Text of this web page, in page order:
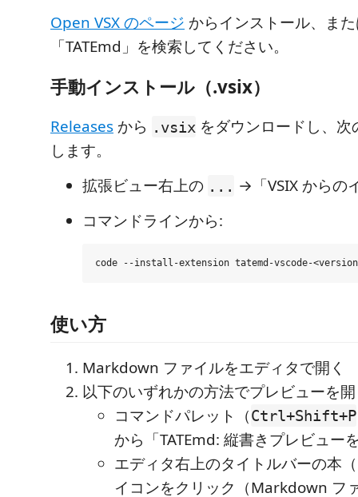
Open VSX のページ からインストール、ま
「TATEmd」を検索してください。
手動インストール（.vsix）
Releasesから .vsix をダウンロードし、
します。
拡張ビュー右上の ... →「VSIX からの
コマンドラインから:
使い方
Markdown ファイルをエディタで開く
以下のいずれかの方法でプレビューを
コマンドパレット（Ctrl+Shift+P
から「TATEmd: 縦書きプレビュー
エディタ右上のタイトルバーの本
イコンをクリック（Markdown フ